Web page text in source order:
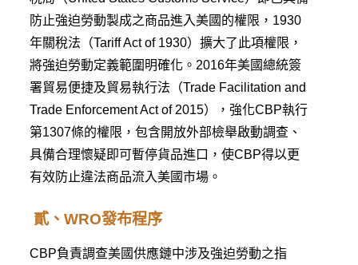
防止強迫勞動製成之商品進入美國的權限，1930
年關稅法（Tariff Act of 1930）擴大了此項權限，
將強迫勞動定義範圍明確化。2016年美國總統簽
署貿易便捷及貿易執行法（Trade Facilitation and
Trade Enforcement Act of 2015），強化CBP執行
第1307條的權限，包含開放外部檢舉啟動調查、
具備合理懷疑即可暫停貨品進口，使CBP得以更
有效防止違法商品流入美國市場。
貳、WRO發布程序
CBP負責調查美國供應鏈中涉及強迫勞動之指